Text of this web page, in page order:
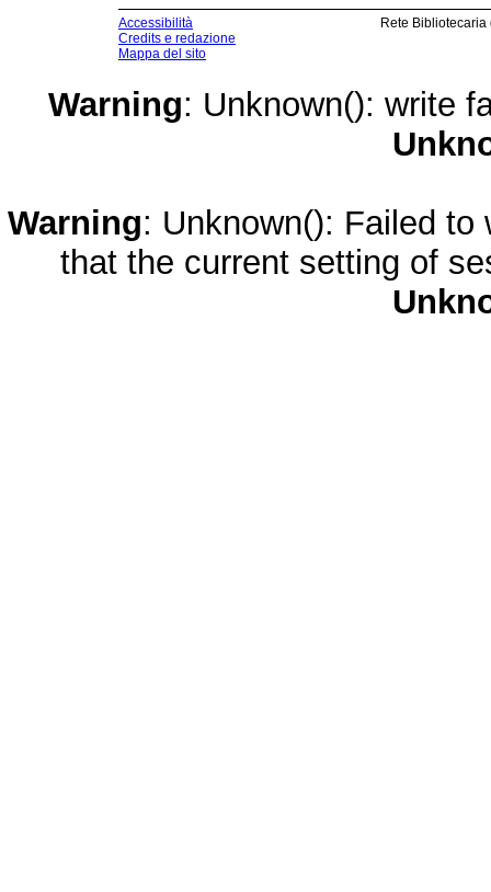
Accessibilità
Credits e redazione
Mappa del sito
Rete
Warning: Unknown(): write
Warning: Unknown(): Failed
that the current setting of